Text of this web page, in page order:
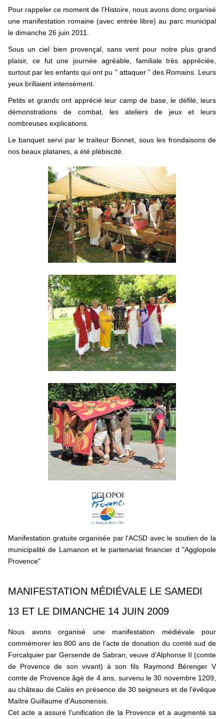
Pour rappeler ce moment de l'Histoire, nous avons donc organisé
une manifestation romaine (avec entrée libre) au parc municipal
le dimanche 26 juin 2011.
Sous un ciel bien provençal, sans vent pour notre plus grand
plaisir, ce fut une journée agréable, familiale très appréciée,
surtout par les enfants qui ont pu " attaquer " des Romains. Leurs
yeux brillaient intensément.
Petits et grands ont apprécié leur camp de base, le défilé, leurs
démonstrations de combat, les ateliers de jeux et leurs
nombreuses explications.
Le banquet servi par le traiteur Bonnet, sous les frondaisons de
nos beaux platanes, a été plébiscité.
Manifestation gratuite organisée par l'ACSD avec le soutien de la
municipalité de Lamanon et le partenariat financier d "Agglopole
Provence"
MANIFESTATION MÉDIÉVALE LE SAMEDI
13 ET LE DIMANCHE 14 JUIN 2009
Nous avons organisé une manifestation médiévale pour
commémorer les 800 ans de l'acte de donation du comté sud de
Forcalquier par Gersende de Sabran, veuve d'Alphonse II (comte
de Provence de son vivant) à son fils Raymond Bérenger V
comte de Provence âgé de 4 ans, survenu le 30 novembre 1209,
au château de Calès en présence de 30 seigneurs et de l'évêque
Maître Guillaume d'Ausonensis.
Cet acte a assuré l'unification de la Provence et a augmenté sa